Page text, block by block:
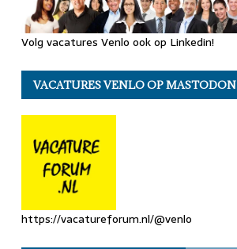
Volg vacatures Venlo ook op Linkedin!
VACATURES VENLO OP MASTODON
https://vacatureforum.nl/@venlo